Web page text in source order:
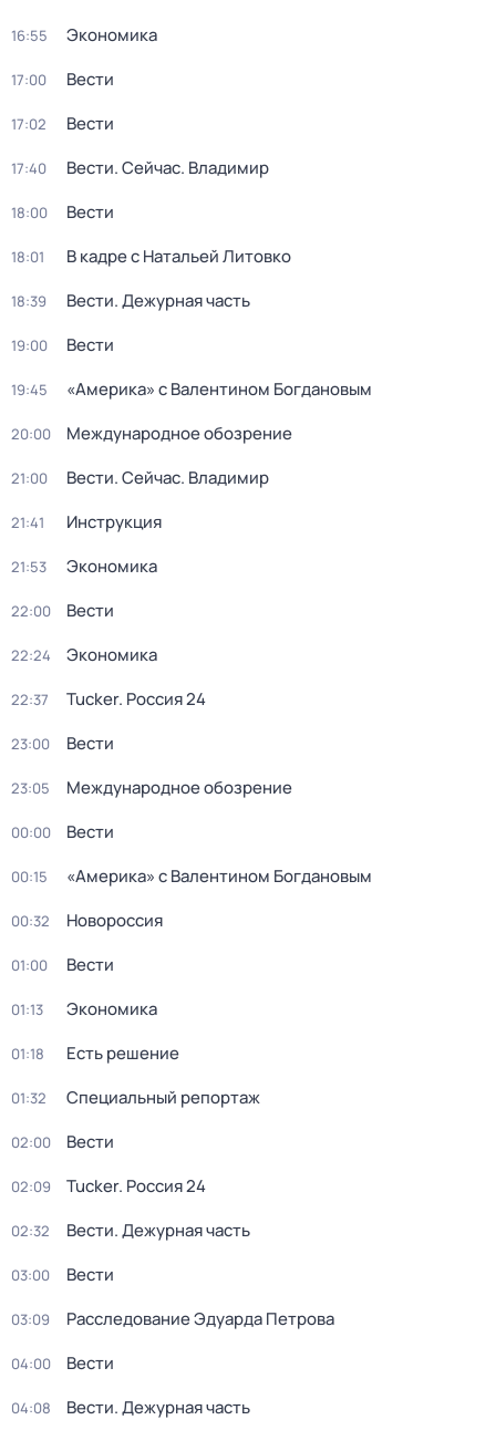
16:55 Экономика
17:00 Вести
17:02 Вести
17:40 Вести. Сейчас. Владимир
18:00 Вести
18:01 В кадре с Натальей Литовко
18:39 Вести. Дежурная часть
19:00 Вести
19:45 «Америка» с Валентином Богдановым
20:00 Международное обозрение
21:00 Вести. Сейчас. Владимир
21:41 Инструкция
21:53 Экономика
22:00 Вести
22:24 Экономика
22:37 Tucker. Россия 24
23:00 Вести
23:05 Международное обозрение
00:00 Вести
00:15 «Америка» с Валентином Богдановым
00:32 Новороссия
01:00 Вести
01:13 Экономика
01:18 Есть решение
01:32 Специальный репортаж
02:00 Вести
02:09 Tucker. Россия 24
02:32 Вести. Дежурная часть
03:00 Вести
03:09 Расследование Эдуарда Петрова
04:00 Вести
04:08 Вести. Дежурная часть